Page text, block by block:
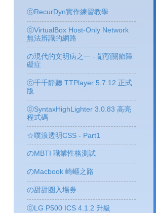
ⓒRecurDyn實作練習教學
ⓒVirtualBox Host-Only Network
無法辨識的網路
の現代的文明病之一 - 顳顎關節障
礙症
ⓒ千千靜聽 TTPlayer 5.7.12 正式
版
ⓒSyntaxHighLighter 3.0.83 高亮
程式碼
☆噗浪透明CSS - Part1
のMBTI 職業性格測試
のMacbook 崎嶇之路
の甜甜圈入場券
ⓒLG P500 ICS 4.1.2 升級